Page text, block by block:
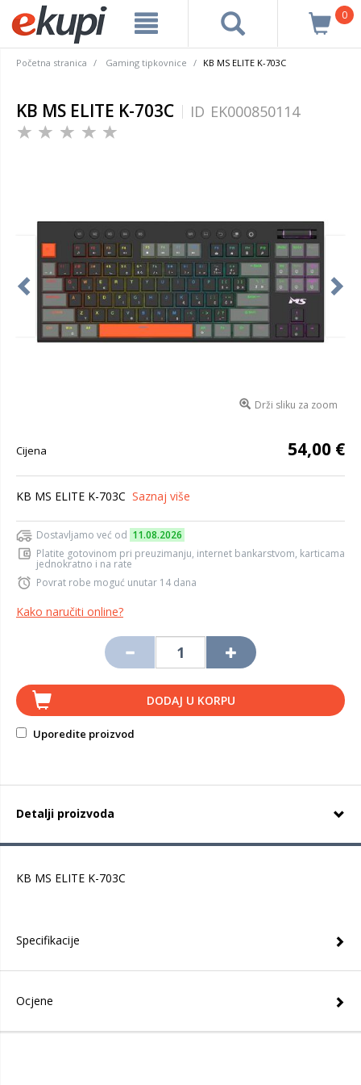
0
Početna stranica Gaming tipkovnice KB MS ELITE K-703C
KB MS ELITE K-703C ID EK000850114
Drži sliku za zoom
Cijena 54,00 €
KB MS ELITE K-703C Saznaj više
Dostavljamo već od 11.08.2026
Platite gotovinom pri preuzimanju, internet bankarstvom, karticama
jednokratno i na rate
Povrat robe moguć unutar 14 dana
Kako naručiti online?
DODAJ U KORPU
Uporedite proizvod
Detalji proizvoda
KB MS ELITE K-703C
Specifikacije
Ocjene